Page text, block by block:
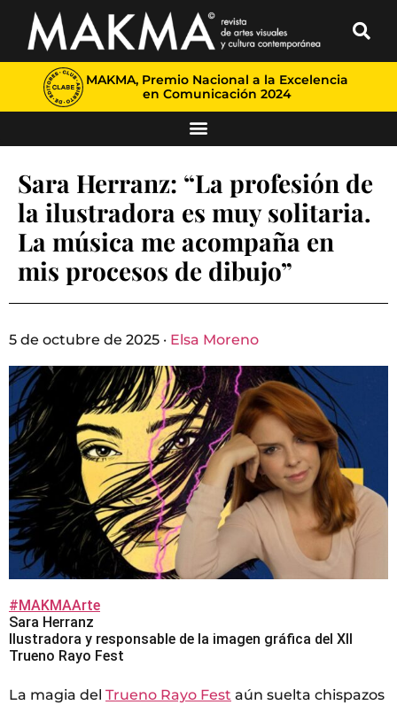
MAKMA, Premio Nacional a la Excelencia
en Comunicación 2024
Sara Herranz: “La profesión de
la ilustradora es muy solitaria.
La música me acompaña en
mis procesos de dibujo”
5 de octubre de 2025 · Elsa Moreno
#MAKMAArte
Sara Herranz
Ilustradora y responsable de la imagen gráfica del XII
Trueno Rayo Fest
La magia del Trueno Rayo Fest aún suelta chispazos